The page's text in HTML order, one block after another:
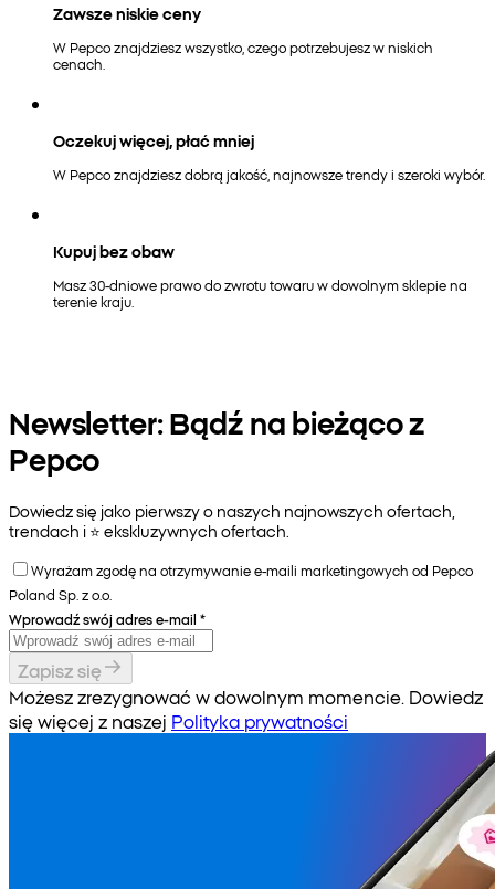
Zawsze niskie ceny
W Pepco znajdziesz wszystko, czego potrzebujesz w niskich
cenach.
Oczekuj więcej, płać mniej
W Pepco znajdziesz dobrą jakość, najnowsze trendy i szeroki wybór.
Kupuj bez obaw
Masz 30-dniowe prawo do zwrotu towaru w dowolnym sklepie na
terenie kraju.
Newsletter: Bądź na bieżąco z
Pepco
Dowiedz się jako pierwszy o naszych najnowszych ofertach,
trendach i ⭐️ ekskluzywnych ofertach.
Wyrażam zgodę na otrzymywanie e-maili marketingowych od Pepco
Poland Sp. z o.o.
Wprowadź swój adres e-mail *
Zapisz się
Możesz zrezygnować w dowolnym momencie. Dowiedz
się więcej z naszej Polityka prywatności